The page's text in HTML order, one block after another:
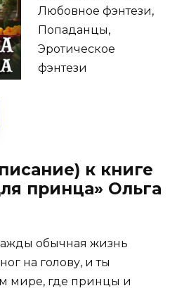
Любовное фэнтези,
Попаданцы,
Эротическое
фэнтези
к книге
принца» Ольга
обычная жизнь
на голову, и ты
мире, где принцы и